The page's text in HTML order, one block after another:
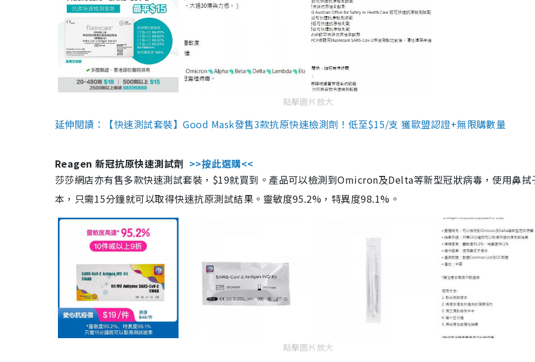
點擊圖片放大
延伸閱讀：【快速測試套裝】Good Mask發售3款抗原快速檢測劑！低至$15/支 獲歐盟認證+無限購數量
Reagen 新冠抗原快速測試劑 >>按此選購<<
莎莎網店亦有售多款快速測試套裝，$19就買到。產品可以檢測到Omicron及Delta等新型冠狀病毒，使用鼻拭
本，只需15分鐘就可以取得快速抗原測試結果。靈敏度95.2%，特異度98.1%。
點擊圖片放大